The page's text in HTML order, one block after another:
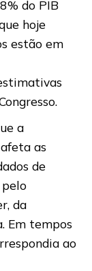
do PIB
hoje
estão em
a
as
de
da
Em tempos
ao